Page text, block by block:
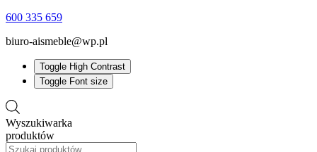
600 335 659
biuro-aismeble@wp.pl
Toggle High Contrast
Toggle Font size
Wyszukiwarka
produktów